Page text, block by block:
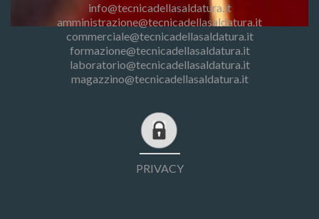
info@tecnicadellasaldatura.it
amministrazione@tecnicadellasaldatura.it
commerciale@tecnicadellasaldatura.it
formazione@tecnicadellasaldatura.it
laboratorio@tecnicadellasaldatura.it
magazzino@tecnicadellasaldatura.it
PRIVACY